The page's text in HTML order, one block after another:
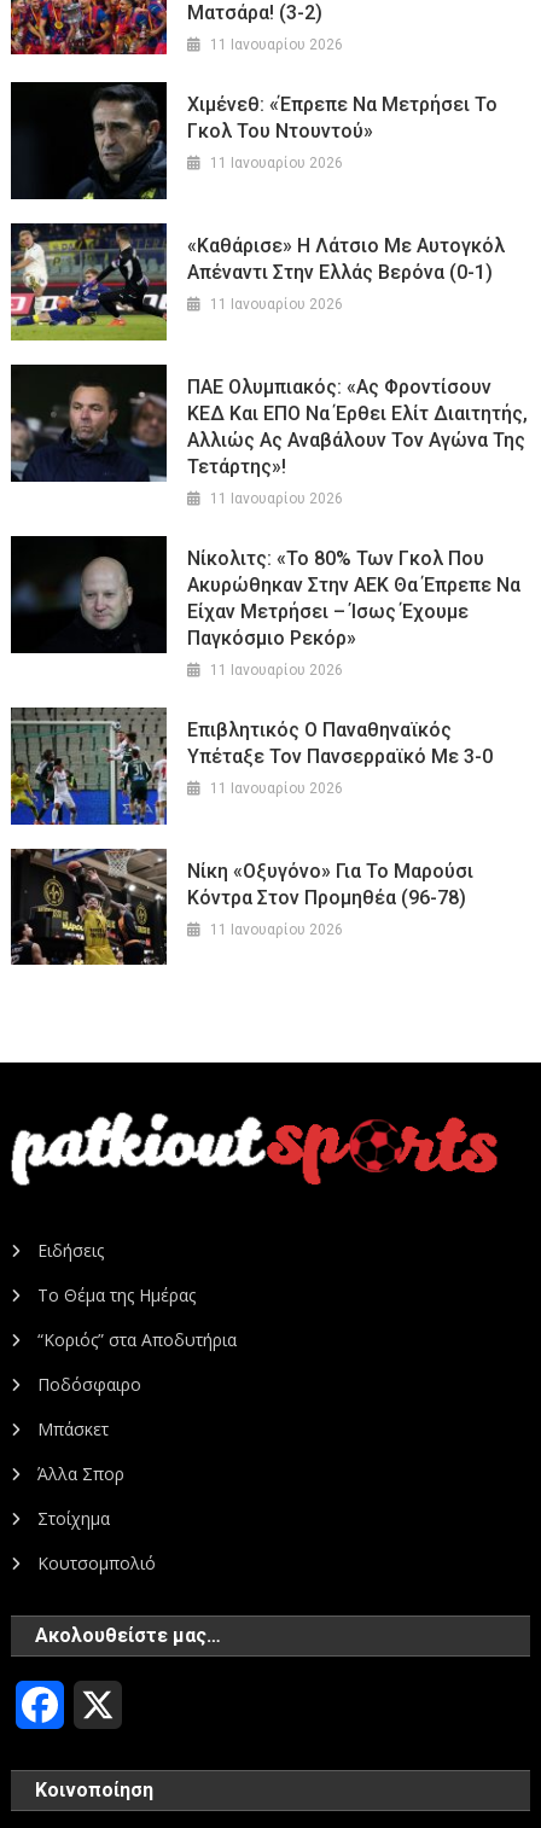
Ματσάρα! (3-2)
11 Ιανουαρίου 2026
Χιμένεθ: «Έπρεπε Να Μετρήσει Το
Γκολ Του Ντουντού»
11 Ιανουαρίου 2026
«Καθάρισε» Η Λάτσιο Με Αυτογκόλ
Απέναντι Στην Ελλάς Βερόνα (0-1)
11 Ιανουαρίου 2026
ΠΑΕ Ολυμπιακός: «Ας Φροντίσουν
ΚΕΔ Και ΕΠΟ Να Έρθει Ελίτ Διαιτητής,
Αλλιώς Ας Αναβάλουν Τον Αγώνα Της
Τετάρτης»!
11 Ιανουαρίου 2026
Νίκολιτς: «Το 80% Των Γκολ Που
Ακυρώθηκαν Στην ΑΕΚ Θα Έπρεπε Να
Είχαν Μετρήσει – Ίσως Έχουμε
Παγκόσμιο Ρεκόρ»
11 Ιανουαρίου 2026
Επιβλητικός Ο Παναθηναϊκός
Υπέταξε Τον Πανσερραϊκό Με 3-0
11 Ιανουαρίου 2026
Νίκη «οξυγόνο» Για Το Μαρούσι
Κόντρα Στον Προμηθέα (96-78)
11 Ιανουαρίου 2026
Ειδήσεις
Το Θέμα της Ημέρας
“Κοριός” στα Αποδυτήρια
Ποδόσφαιρο
Μπάσκετ
Άλλα Σπορ
Στοίχημα
Κουτσομπολιό
Ακολουθείστε μας…
Facebook
Κοινοποίηση